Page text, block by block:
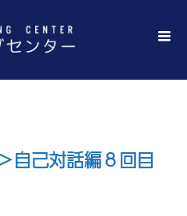
自己対話編８回目